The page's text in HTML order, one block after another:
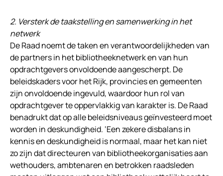
2. Versterk de taakstelling en samenwerking in het
netwerk
De Raad noemt de taken en verantwoordelijkheden van
de partners in het bibliotheeknetwerk en van hun
opdrachtgevers onvoldoende aangescherpt. De
beleidskaders voor het Rijk, provincies en gemeenten
zijn onvoldoende ingevuld, waardoor hun rol van
opdrachtgever te oppervlakkig van karakter is. De Raad
benadrukt dat op alle beleidsniveaus geïnvesteerd moet
worden in deskundigheid. ‘Een zekere disbalans in
kennis en deskundigheid is normaal, maar het kan niet
zo zijn dat directeuren van bibliotheekorganisaties aan
wethouders, ambtenaren en betrokken raadsleden